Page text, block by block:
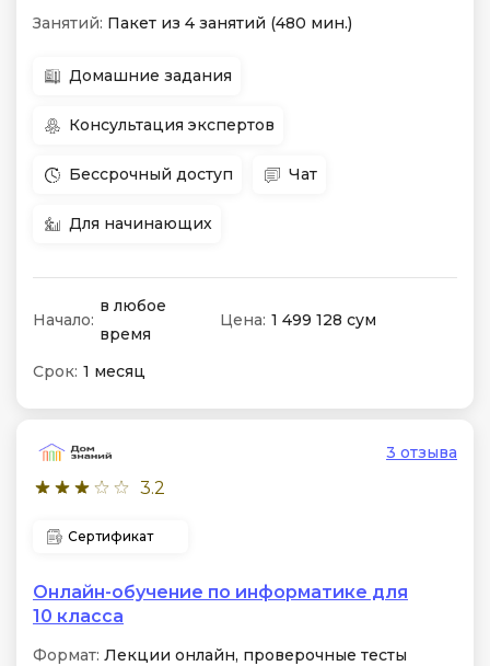
Занятий: Пакет из 4 занятий (480 мин.)
Домашние задания
Консультация экспертов
Бессрочный доступ Чат
Для начинающих
Начало:
в любое
время
Цена: 1 499 128 сум
Срок: 1 месяц
3.2
3 отзыва
Сертификат
Онлайн-обучение по информатике для
10 класса
Формат: Лекции онлайн, проверочные тесты